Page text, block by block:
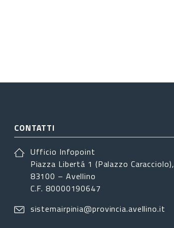
CONTATTI
Ufficio Infopoint
Piazza Libertá 1 (Palazzo Caracciolo),
83100 – Avellino
C.F. 80000190647
sistemairpinia@provincia.avellino.it